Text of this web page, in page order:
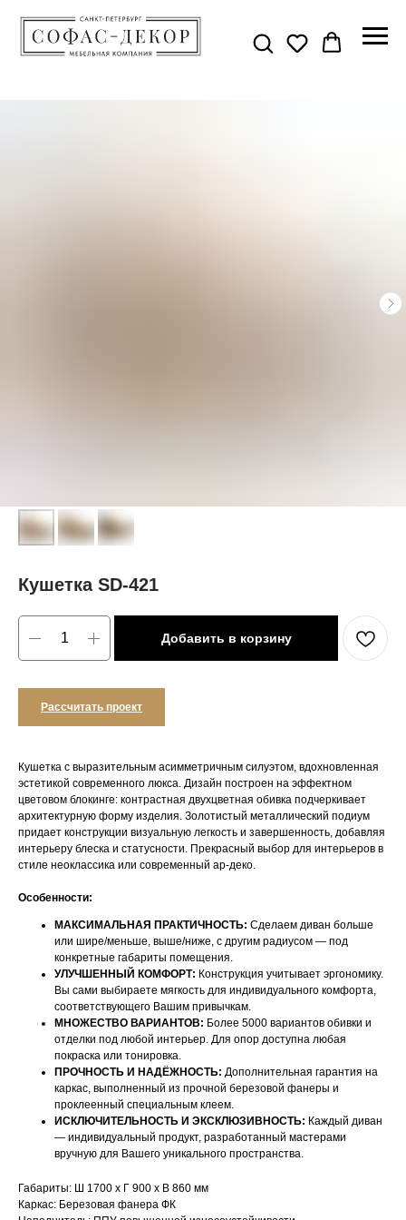
Кушетка SD-421
Добавить в корзину
Рассчитать проект
Кушетка с выразительным асимметричным силуэтом, вдохновленная
эстетикой современного люкса. Дизайн построен на эффектном
цветовом блокинге: контрастная двухцветная обивка подчеркивает
архитектурную форму изделия. Золотистый металлический подиум
придает конструкции визуальную легкость и завершенность, добавляя
интерьеру блеска и статусности. Прекрасный выбор для интерьеров в
стиле неоклассика или современный ар-деко.
Особенности:
МАКСИМАЛЬНАЯ ПРАКТИЧНОСТЬ: Сделаем диван больше
или шире/меньше, выше/ниже, с другим радиусом — под
конкретные габариты помещения.
УЛУЧШЕННЫЙ КОМФОРТ: Конструкция учитывает эргономику.
Вы сами выбираете мягкость для индивидуального комфорта,
соответствующего Вашим привычкам.
МНОЖЕСТВО ВАРИАНТОВ: Более 5000 вариантов обивки и
отделки под любой интерьер. Для опор доступна любая
покраска или тонировка.
ПРОЧНОСТЬ И НАДЁЖНОСТЬ: Дополнительная гарантия на
каркас, выполненный из прочной березовой фанеры и
проклеенный специальным клеем.
ИСКЛЮЧИТЕЛЬНОСТЬ И ЭКСКЛЮЗИВНОСТЬ: Каждый диван
— индивидуальный продукт, разработанный мастерами
вручную для Вашего уникального пространства.
Габариты: Ш 1700 х Г 900 х В 860 мм
Каркас: Березовая фанера ФК
НАШИ МЕНЕДЖЕРЫ ГОТОВЫ
ОТВЕТИТЬ НА ЛЮБЫЕ
ВОПРОСЫ